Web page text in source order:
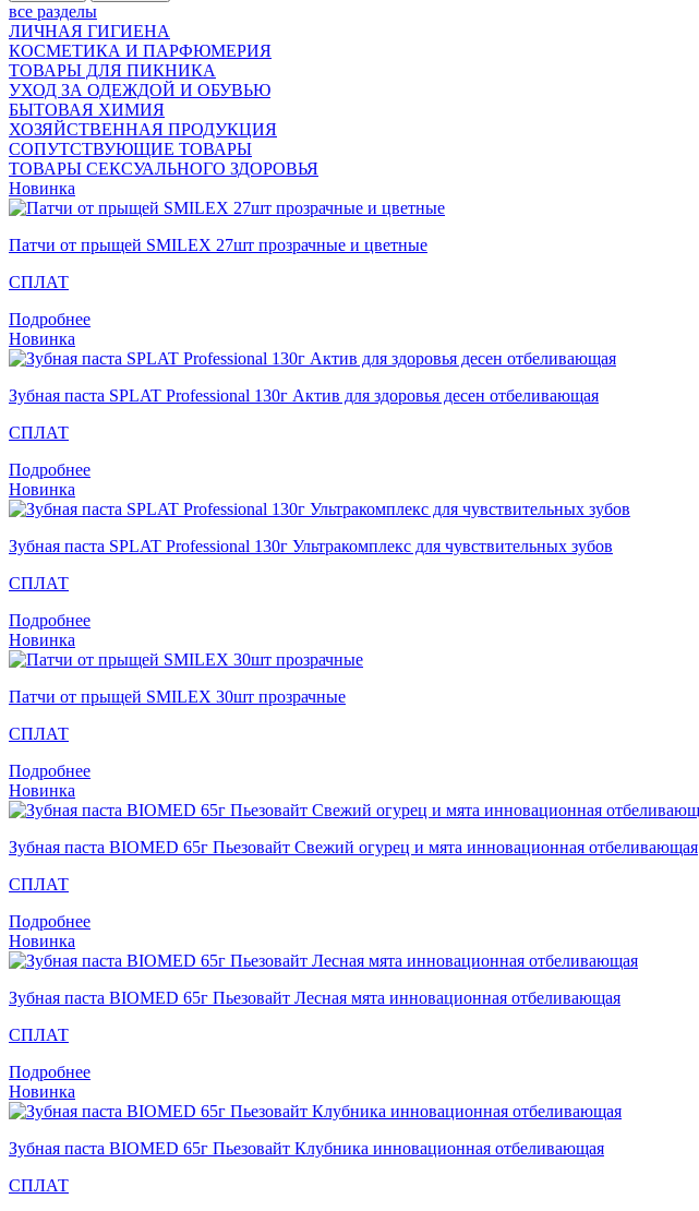
все разделы
ЛИЧНАЯ ГИГИЕНА
КОСМЕТИКА И ПАРФЮМЕРИЯ
ТОВАРЫ ДЛЯ ПИКНИКА
УХОД ЗА ОДЕЖДОЙ И ОБУВЬЮ
БЫТОВАЯ ХИМИЯ
ХОЗЯЙСТВЕННАЯ ПРОДУКЦИЯ
СОПУТСТВУЮЩИЕ ТОВАРЫ
ТОВАРЫ СЕКСУАЛЬНОГО ЗДОРОВЬЯ
Новинка
Патчи от прыщей SMILEX 27шт прозрачные и цветные
СПЛАТ
Подробнее
Новинка
Зубная паста SPLAT Professional 130г Актив для здоровья десен отбеливающая
СПЛАТ
Подробнее
Новинка
Зубная паста SPLAT Professional 130г Ультракомплекс для чувствительных зубов
СПЛАТ
Подробнее
Новинка
Патчи от прыщей SMILEX 30шт прозрачные
СПЛАТ
Подробнее
Новинка
Зубная паста BIOMED 65г Пьезовайт Свежий огурец и мята инновационная отбеливающая
СПЛАТ
Подробнее
Новинка
Зубная паста BIOMED 65г Пьезовайт Лесная мята инновационная отбеливающая
СПЛАТ
Подробнее
Новинка
Зубная паста BIOMED 65г Пьезовайт Клубника инновационная отбеливающая
СПЛАТ